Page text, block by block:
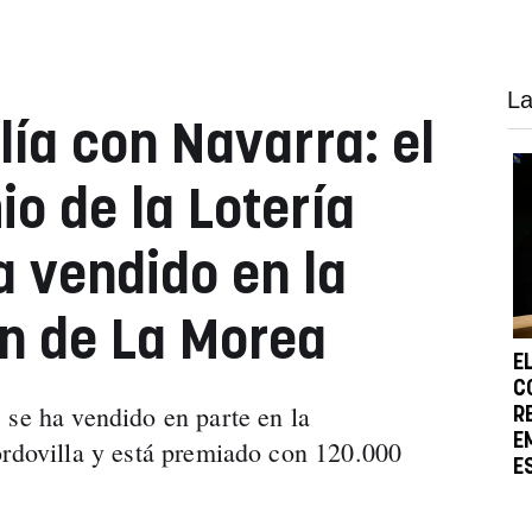
con Navarra: el
de la Lotería
vendido en la
de La Morea
ha vendido en parte en la
y está premiado con 120.000